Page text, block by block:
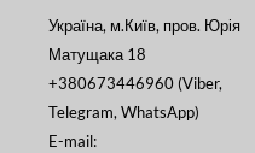
Україна, м.Київ, пров. Юрія
Матущака 18
+380673446960 (Viber,
Telegram, WhatsApp)
E-mail: